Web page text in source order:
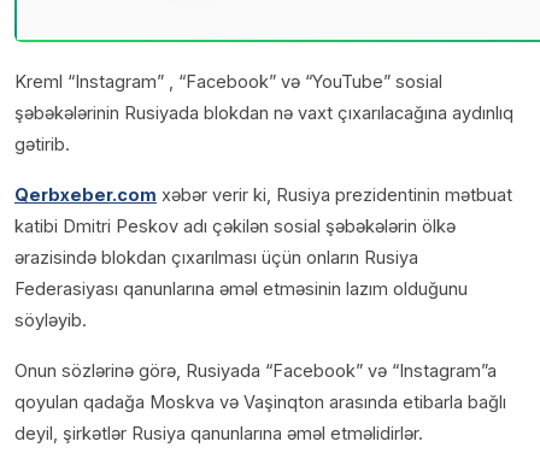
Kreml “Instagram” , “Facebook” və “YouTube” sosial
şəbəkələrinin Rusiyada blokdan nə vaxt çıxarılacağına aydınlıq
gətirib.
Qerbxeber.com xəbər verir ki, Rusiya prezidentinin mətbuat
katibi Dmitri Peskov adı çəkilən sosial şəbəkələrin ölkə
ərazisində blokdan çıxarılması üçün onların Rusiya
Federasiyası qanunlarına əməl etməsinin lazım olduğunu
söyləyib.
Onun sözlərinə görə, Rusiyada “Facebook” və “Instagram”a
qoyulan qadağa Moskva və Vaşinqton arasında etibarla bağlı
deyil, şirkətlər Rusiya qanunlarına əməl etməlidirlər.